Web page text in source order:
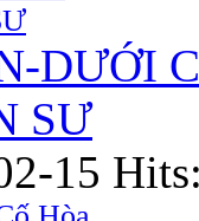
DƯỚI
SƯ
15